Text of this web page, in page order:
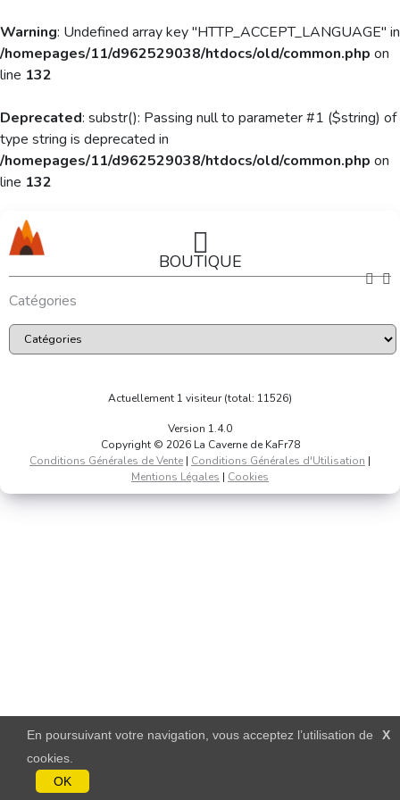
Warning: Undefined array key "HTTP_ACCEPT_LANGUAGE" in
/homepages/11/d962529038/htdocs/old/common.php on
line 132
Deprecated: substr(): Passing null to parameter #1 ($string) of
type string is deprecated in
/homepages/11/d962529038/htdocs/old/common.php on
line 132
BOUTIQUE
Catégories
Actuellement 1 visiteur (total: 11526)
Version 1.4.0
Copyright © 2026 La Caverne de KaFr78
Conditions Générales de Vente | Conditions Générales d'Utilisation |
Mentions Légales | Cookies
X
En poursuivant votre navigation, vous acceptez l’utilisation de
cookies.
OK